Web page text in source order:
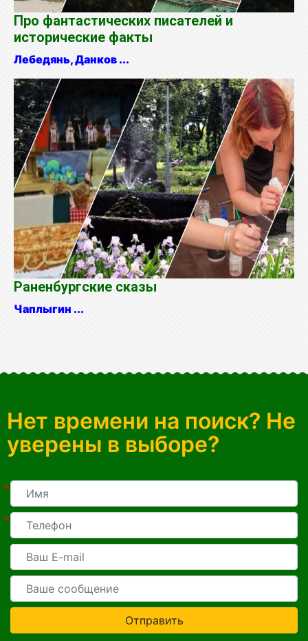
Про фантастических писателей и
исторические факты
Лебедянь, Данков ...
Раненбургские сказы
Чаплыгин ...
Нет времени на поиск? Не
уверены в выборе?
*
*
Отправить